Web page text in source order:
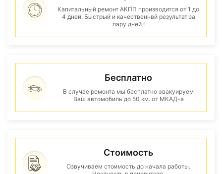
Капитальный ремонт АКПП производится от 1 до
4 дней. Быстрый и качественнвй результат за
пару дней !
Бесплатно
В случае ремонта мы бесплатно эвакуируем
Ваш автомобиль до 50 км. от МКАД-а
Стоимость
Озвучиваем стоимость до начала работы.